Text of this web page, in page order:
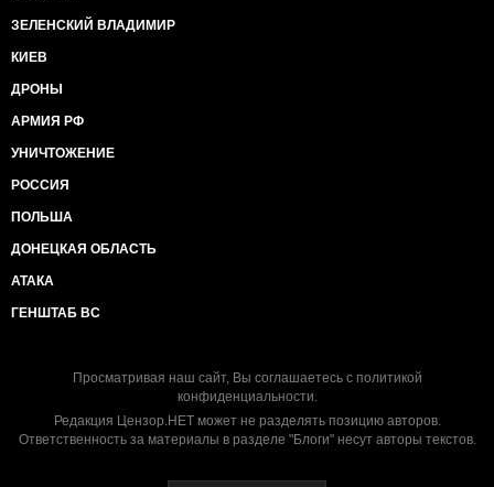
ЗЕЛЕНСКИЙ ВЛАДИМИР
КИЕВ
ДРОНЫ
АРМИЯ РФ
УНИЧТОЖЕНИЕ
РОССИЯ
ПОЛЬША
ДОНЕЦКАЯ ОБЛАСТЬ
АТАКА
ГЕНШТАБ ВС
Просматривая наш сайт, Вы соглашаетесь с политикой
конфиденциальности.
Редакция Цензор.НЕТ может не разделять позицию авторов.
Ответственность за материалы в разделе "Блоги" несут авторы текстов.